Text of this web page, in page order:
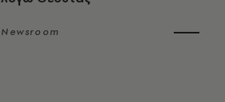
Newsroom